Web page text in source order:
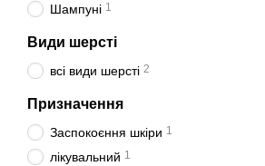
Шампуні 1
Види шерсті
всі види шерсті 2
Призначення
Заспокоєння шкіри 1
лікувальний 1